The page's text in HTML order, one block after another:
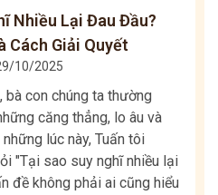
Nhiều Lại Đau Đầu?
Cách Giải Quyết
10/2025
con chúng ta thường
căng thẳng, lo âu và
lúc này, Tuấn tôi
"Tại sao suy nghĩ nhiều lại
đề không phải ai cũng hiểu